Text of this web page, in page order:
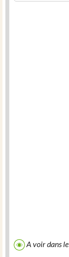
A voir dans